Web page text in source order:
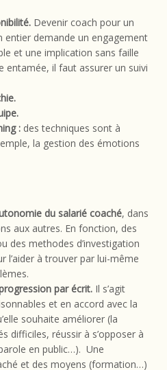
Devenir coach pour un
entier demande un engagement
et une implication sans faille
entamée, il faut assurer un suivi
: des techniques sont à
la gestion des émotions
du salarié coaché, dans
aux autres. En fonction, des
des methodes d’investigation
l’aider à trouver par lui-même
par écrit. Il s’agit
et en accord avec la
souhaite améliorer (la
difficiles, réussir à s’opposer à
en public…). Une
et des moyens (formation…)